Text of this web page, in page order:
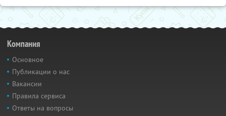
Компания
Основное
Публикации о нас
Вакансии
Правила сервиса
Ответы на вопросы